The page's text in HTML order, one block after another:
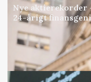
Nye aktierekorder
24-årigt